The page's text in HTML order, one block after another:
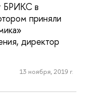
БРИКС в
приняли
директор
13 ноября, 2019 г.